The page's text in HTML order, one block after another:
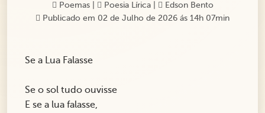
Poemas| Poesia Lírica
Edson Bento
Publicado em 02 de Julho de 2026 ás 14h 07min
Se a Lua Falasse
Se o sol tudo ouvisse
E se a lua falasse,